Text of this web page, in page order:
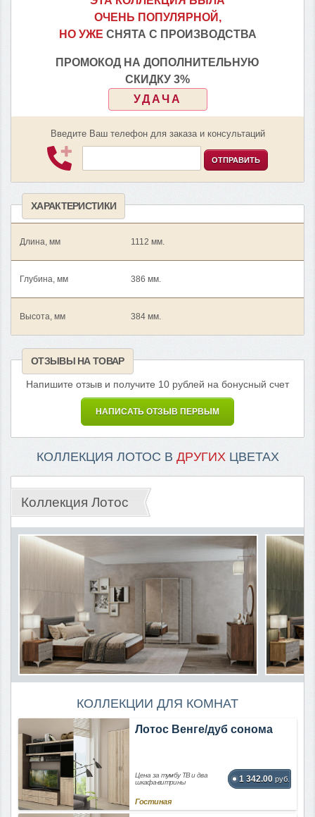
ОЧЕНЬ ПОПУЛЯРНОЙ,
НО УЖЕ СНЯТА С ПРОИЗВОДСТВА
ПРОМОКОД НА ДОПОЛНИТЕЛЬНУЮ
СКИДКУ 3%
УДАЧА
Введите Ваш телефон для заказа и консультаций
ОТПРАВИТЬ
ХАРАКТЕРИСТИКИ
Длина, мм 1112 мм.
Глубина, мм 386 мм.
Высота, мм 384 мм.
ОТЗЫВЫ НА ТОВАР
Напишите отзыв и получите 10 рублей на бонусный счет
НАПИСАТЬ ОТЗЫВ ПЕРВЫМ
КОЛЛЕКЦИЯ ЛОТОС В ДРУГИХЦВЕТАХ
Коллекция Лотос
КОЛЛЕКЦИИ ДЛЯ КОМНАТ
Лотос Венге/дуб сонома
Цена за тумбу ТВ и два
шкафа-витрины
1 342.00 руб.
Гостиная